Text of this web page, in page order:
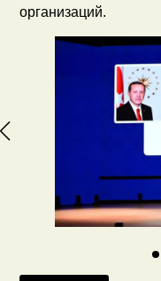
организаций.